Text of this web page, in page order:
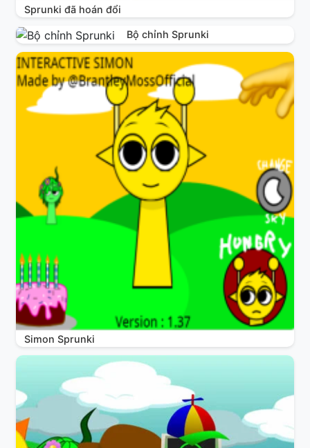
Sprunki đã hoán đổi
Bộ chỉnh Sprunki
Simon Sprunki